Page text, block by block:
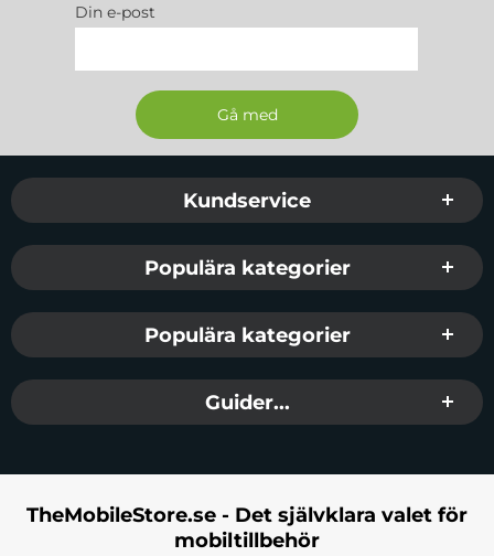
Din e-post
Sidfot Blandad info och länkar
Kundservice
Populära kategorier
Populära kategorier
Guider...
TheMobileStore.se - Det självklara valet för
mobiltillbehör